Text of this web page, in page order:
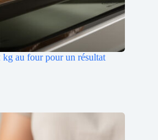
au four pour un résultat